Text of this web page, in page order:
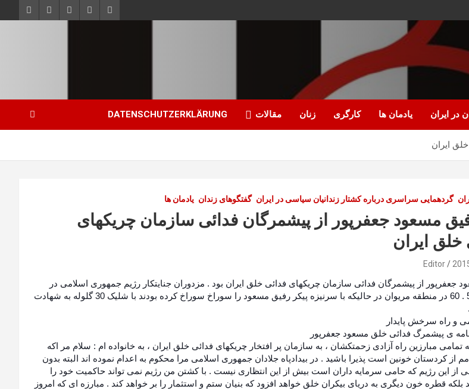
در ایران یادمان ها کارگری زنان مقالات DATENSCHUTZERKLÄRUNG
ایران
گردهمایی سراسری درباره کشتار زندانیان سیاسی در ایران گفتگوهای زندان یادمان ها
مسعود جعفرپور از پیشمرگان فدائی سازمان چریکهای
خلق ایران
Editor
جعفرپور از پیشمرگان فدائی سازمان چریکهای فدائی خلق ایران بود . مزدوران جنایتکار رژیم جمهوری اسلامی در
تاریخ 28. 5 . 60 در منطقه مریوان در حالیکه با سرنیزه پیکر رفیق مسعود را سوراخ سوراخ کرده بودند با شلیک 30 گلوله به شهادت
و راه سرخش پایدار
ی پیشمرگ فدائی خلق مسعود جعفرپور
تمامی مبارزین راه آزادی زحمتکشان ، به سازمان پر افتخار چریکهای فدائی خلق ایران ، به خانواده ام : سلام مر اکه
از کردستان خونین است پذیرا باشید . در بیدادپاه جلادان جمهوری اسلامی مرا محکوم به اعدام نموده اند البته بدون
از این رژیم که حامی سرمایه داران است بیش از این انتظاری نیست . با کشتن من رژیم نمی تواند حاکمیت خود را
بلکه قطره خون دیگری به دریای بیکران خلق خواهد افزود که بنیان ستم و استثمار را بر خواهد کند . مبارزه ای که امروز